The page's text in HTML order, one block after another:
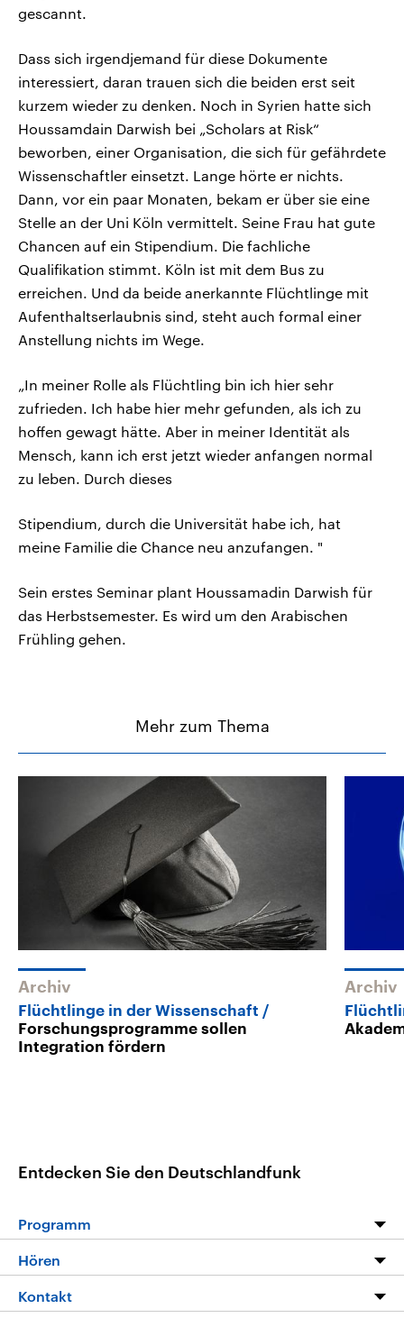
gescannt.
Dass sich irgendjemand für diese Dokumente
interessiert, daran trauen sich die beiden erst seit
kurzem wieder zu denken. Noch in Syrien hatte sich
Houssamdain Darwish bei „Scholars at Risk“
beworben, einer Organisation, die sich für gefährdete
Wissenschaftler einsetzt. Lange hörte er nichts.
Dann, vor ein paar Monaten, bekam er über sie eine
Stelle an der Uni Köln vermittelt. Seine Frau hat gute
Chancen auf ein Stipendium. Die fachliche
Qualifikation stimmt. Köln ist mit dem Bus zu
erreichen. Und da beide anerkannte Flüchtlinge mit
Aufenthaltserlaubnis sind, steht auch formal einer
Anstellung nichts im Wege.
„In meiner Rolle als Flüchtling bin ich hier sehr
zufrieden. Ich habe hier mehr gefunden, als ich zu
hoffen gewagt hätte. Aber in meiner Identität als
Mensch, kann ich erst jetzt wieder anfangen normal
zu leben. Durch dieses
Stipendium, durch die Universität habe ich, hat
meine Familie die Chance neu anzufangen. "
Sein erstes Seminar plant Houssamadin Darwish für
das Herbstsemester. Es wird um den Arabischen
Frühling gehen.
Mehr zum Thema
Archiv
Flüchtlinge in der Wissenschaft
Forschungsprogramme sollen
Integration fördern
Archiv
Entdecken Sie den Deutschlandfunk
Programm
Programm
Die Nachrichten
Hören
Livestream
Kontakt